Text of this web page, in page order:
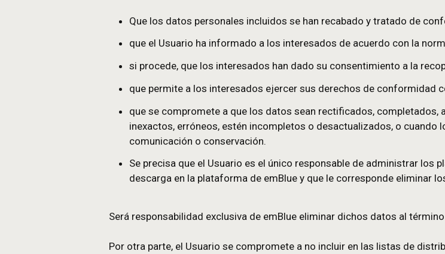
En calidad de creador de la lista de distribución, el
en esta lista en virtud de la normativa aplicable. En este
respeta las disposiciones del Reglamento n.° 2016/679 de
de enero de 1978 relativa a la informática, los archivos y
Que los datos personales incluidos se han recabado y
si procede, que los interesados han dado su
que permite a los interesados ejercer sus derechos